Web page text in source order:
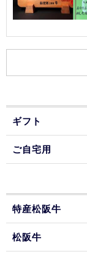
ギフト
ご自宅用
特産松阪牛
松阪牛